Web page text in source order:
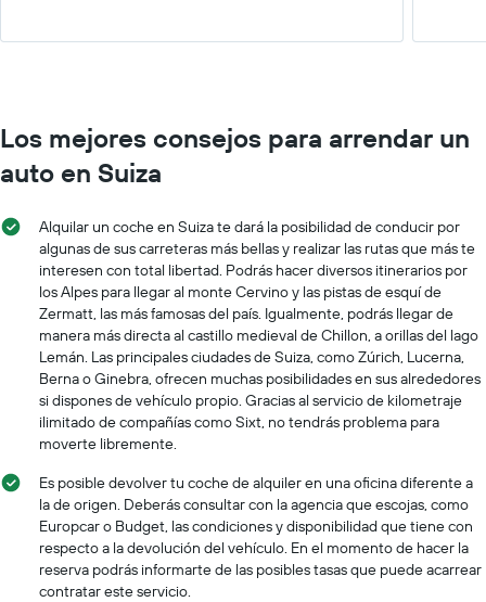
Los mejores consejos para arrendar un
auto en Suiza
Alquilar un coche en Suiza te dará la posibilidad de conducir por
algunas de sus carreteras más bellas y realizar las rutas que más te
interesen con total libertad. Podrás hacer diversos itinerarios por
los Alpes para llegar al monte Cervino y las pistas de esquí de
Zermatt, las más famosas del país. Igualmente, podrás llegar de
manera más directa al castillo medieval de Chillon, a orillas del lago
Lemán. Las principales ciudades de Suiza, como Zúrich, Lucerna,
Berna o Ginebra, ofrecen muchas posibilidades en sus alrededores
si dispones de vehículo propio. Gracias al servicio de kilometraje
ilimitado de compañías como Sixt, no tendrás problema para
moverte libremente.
Es posible devolver tu coche de alquiler en una oficina diferente a
la de origen. Deberás consultar con la agencia que escojas, como
Europcar o Budget, las condiciones y disponibilidad que tiene con
respecto a la devolución del vehículo. En el momento de hacer la
reserva podrás informarte de las posibles tasas que puede acarrear
contratar este servicio.